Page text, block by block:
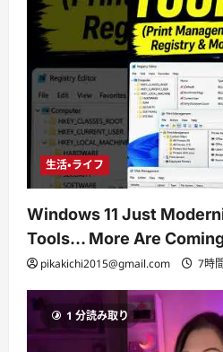
生活・ライフ
Windows 11 Just
Tools… More Are
pikakichi2015@gmail.com 7時
1 分読み取り